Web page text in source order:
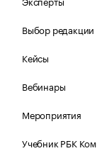
Выбор редакции
Кейсы
Вебинары
Мероприятия
Учебник РБК